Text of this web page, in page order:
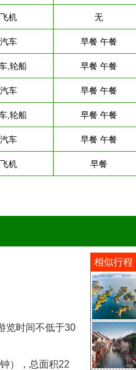
飞机 无
汽车 早餐 午餐
,轮船 早餐 午餐
汽车 早餐 午餐
,轮船 早餐 午餐
汽车 早餐 午餐
飞机 早餐
览时间不低于30
），总面积22
相似行程